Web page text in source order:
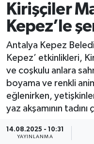
Kirişçiler
Kepez’le
Antalya Kepez
Kepez’ etkinlikleri,
ve coşkulu anlara
boyama ve renkli
eğlenirken,
yaz akşamının tadını
14.08.2025 - 10:31
YAYINLANMA
Bölge
EĞİTİM
Görüntülü Haber
Güncel
Antalya Trafik
Süper Lig Puan
Tüm Manşetler
Son Dakika
Haber Arşivi